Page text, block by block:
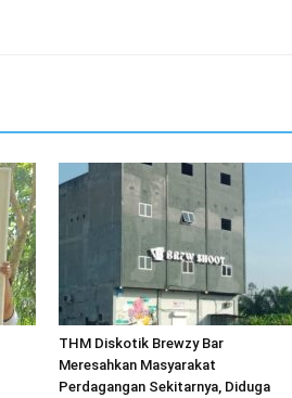
THM Diskotik Brewzy Bar
Meresahkan Masyarakat
Perdagangan Sekitarnya, Diduga